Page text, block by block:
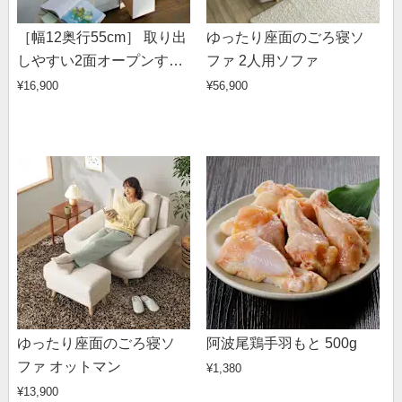
［幅12奥行55cm］ 取り出
しやすい2面オープンすき
間収納庫 日本製
¥16,900
ゆったり座面のごろ寝ソ
ファ 2人用ソファ
¥56,900
ゆったり座面のごろ寝ソ
ファ オットマン
¥13,900
阿波尾鶏手羽もと 500g
¥1,380